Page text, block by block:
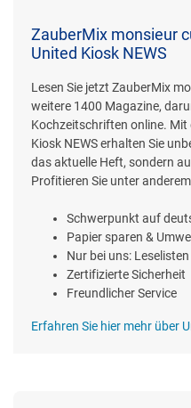
ZauberMix monsieur
United Kiosk NEWS
Lesen Sie jetzt ZauberMix
weitere 1400 Magazine,
Kochzeitschriften online.
Kiosk NEWS erhalten Sie
das aktuelle Heft, sondern
Profitieren Sie unter
Schwerpunkt auf
Papier sparen &
Nur bei uns:
Zertifizierte Sicherheit
Freundlicher Service
Erfahren Sie hier mehr über